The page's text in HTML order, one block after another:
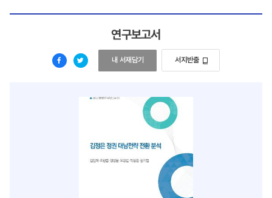
포
연구보고서
페
트
김정은 정권 대남전략 전환 분석
내 서재담기 서지반출